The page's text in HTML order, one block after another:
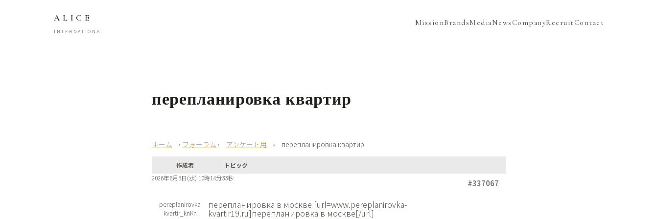
ALICE
INTERNATIONAL
MissionBrandsMediaNewsCompanyRecruitContact
перепланировка квартир
› フォーラム › アンケート用 › перепланировка квартир
作成者
トピック
2026年6月3日(水) 10時14分33秒
#337067
pereplanirovka
kvartir_knKn
перепланировка в москве [url=www.pereplanirovka-
kvartir19.ru]перепланировка в москве[/url]